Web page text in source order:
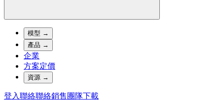
模型 →
產品 →
企業
方案定價
資源 →
登入聯絡聯絡銷售團隊下載